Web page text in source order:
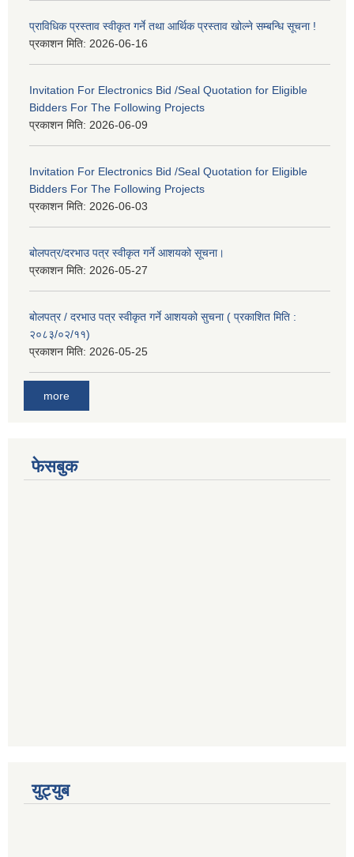
प्राविधिक प्रस्ताव स्वीकृत गर्ने तथा आर्थिक प्रस्ताव खोल्ने सम्बन्धि सूचना !
प्रकाशन मिति: 2026-06-16
Invitation For Electronics Bid /Seal Quotation for Eligible
Bidders For The Following Projects
प्रकाशन मिति: 2026-06-09
Invitation For Electronics Bid /Seal Quotation for Eligible
Bidders For The Following Projects
प्रकाशन मिति: 2026-06-03
बोलपत्र/दरभाउ पत्र स्वीकृत गर्ने आशयको सूचना।
प्रकाशन मिति: 2026-05-27
बोलपत्र / दरभाउ पत्र स्वीकृत गर्ने आशयको सुचना ( प्रकाशित मिति :
२०८३/०२/११)
प्रकाशन मिति: 2026-05-25
more
फेसबुक
युट्युब